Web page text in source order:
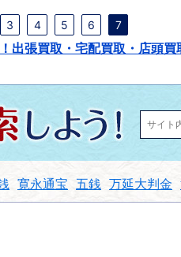
3 4 5 6 7
出張買取・宅配買取・店頭買
寛永通宝 五銭 万延大判金